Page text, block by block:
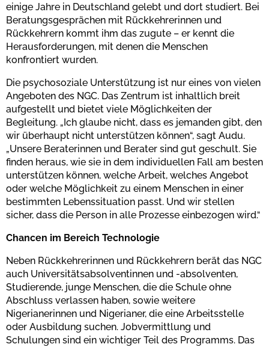
einige Jahre in Deutschland gelebt und dort studiert. Bei
Beratungsgesprächen mit Rückkehrerinnen und
Rückkehrern kommt ihm das zugute – er kennt die
Herausforderungen, mit denen die Menschen
konfrontiert wurden.
Die psychosoziale Unterstützung ist nur eines von vielen
Angeboten des NGC. Das Zentrum ist inhaltlich breit
aufgestellt und bietet viele Möglichkeiten der
Begleitung. „Ich glaube nicht, dass es jemanden gibt, den
wir überhaupt nicht unterstützen können“, sagt Audu.
„Unsere Beraterinnen und Berater sind gut geschult. Sie
finden heraus, wie sie in dem individuellen Fall am besten
unterstützen können, welche Arbeit, welches Angebot
oder welche Möglichkeit zu einem Menschen in einer
bestimmten Lebenssituation passt. Und wir stellen
sicher, dass die Person in alle Prozesse einbezogen wird.“
Chancen im Bereich Technologie
Neben Rückkehrerinnen und Rückkehrern berät das NGC
auch Universitätsabsolventinnen und -absolventen,
Studierende, junge Menschen, die die Schule ohne
Abschluss verlassen haben, sowie weitere
Nigerianerinnen und Nigerianer, die eine Arbeitsstelle
oder Ausbildung suchen. Jobvermittlung und
Schulungen sind ein wichtiger Teil des Programms. Das